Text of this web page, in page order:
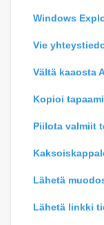
Windows
Vie
Vältä kaaosta
Kopioi
Piilota valmiit
Lähetä
Lähetä linkki